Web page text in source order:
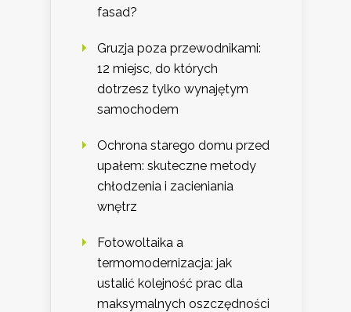
fasad?
Gruzja poza przewodnikami:
12 miejsc, do których
dotrzesz tylko wynajętym
samochodem
Ochrona starego domu przed
upałem: skuteczne metody
chłodzenia i zacieniania
wnętrz
Fotowoltaika a
termomodernizacja: jak
ustalić kolejność prac dla
maksymalnych oszczędności